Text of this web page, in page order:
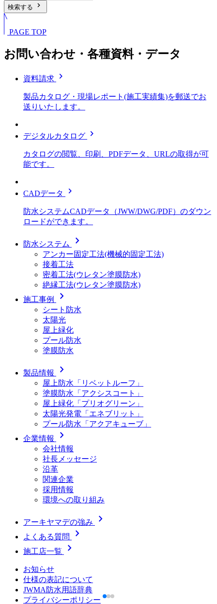
検索する chevron_right
PAGE TOP
お問い合わせ・各種資料・データ
資料請求 chevron_right
製品カタログ・現場レポート(施工実績集)を郵送でお
送りいたします。
デジタルカタログ chevron_right
カタログの閲覧、印刷、PDFデータ、URLの取得が可
能です。
CADデータ chevron_right
防水システムCADデータ（JWW/DWG/PDF）のダウン
ロードができます。
防水システム chevron_right
アンカー固定工法(機械的固定工法)
接着工法
密着工法(ウレタン塗膜防水)
絶縁工法(ウレタン塗膜防水)
施工事例
chevron_right
シート防水
太陽光
屋上緑化
プール防水
塗膜防水
製品情報 chevron_right
屋上防水「リベットルーフ」
塗膜防水「アクシスコート」
屋上緑化「プリオグリーン」
太陽光発電「エネブリット」
プール防水「アクアキューブ」
企業情報
chevron_right
会社情報
社長メッセージ
沿革
関連企業
採用情報
環境への取り組み
アーキヤマデの強み chevron_right
よくある質問 chevron_right
施工店一覧 chevron_right
お知らせ
仕様の表記について
JWMA防水用語辞典
プライバシーポリシー